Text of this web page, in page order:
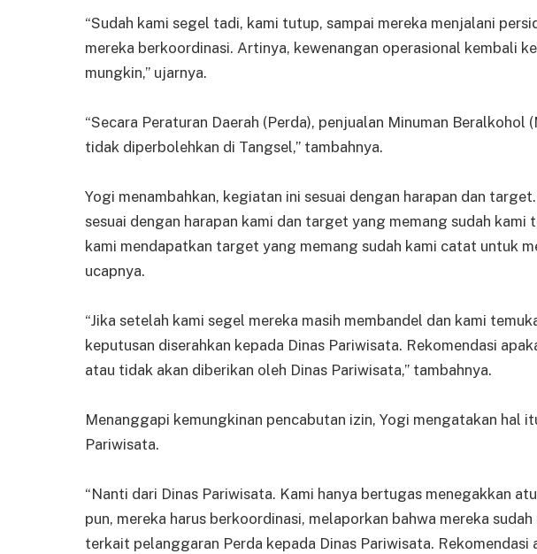
“Sudah kami segel tadi, kami tutup, sampai mereka menjalani
mereka berkoordinasi. Artinya, kewenangan operasional kembali
mungkin,” ujarnya.
“Secara Peraturan Daerah (Perda), penjualan Minuman Beralkohol
tidak diperbolehkan di Tangsel,” tambahnya.
Yogi menambahkan, kegiatan ini sesuai dengan harapan dan
sesuai dengan harapan kami dan target yang memang sudah kami
kami mendapatkan target yang memang sudah kami catat untuk
ucapnya.
“Jika setelah kami segel mereka masih membandel dan kami
keputusan diserahkan kepada Dinas Pariwisata. Rekomendasi
atau tidak akan diberikan oleh Dinas Pariwisata,” tambahnya.
Menanggapi kemungkinan pencabutan izin, Yogi mengatakan hal
Pariwisata.
“Nanti dari Dinas Pariwisata. Kami hanya bertugas menegakkan
pun, mereka harus berkoordinasi, melaporkan bahwa mereka
terkait pelanggaran Perda kepada Dinas Pariwisata.